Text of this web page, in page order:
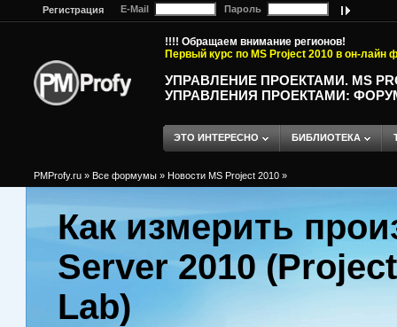
Регистрация E-Mail Пароль
!!!! Обращаем внимание регионов!
Первый курс по MS Project 2010 в он-лайн
УПРАВЛЕНИЕ ПРОЕКТАМИ. MS
УПРАВЛЕНИЯ ПРОЕКТАМИ:
ЭТО ИНТЕРЕСНО БИБЛИОТЕКА
PMProfy.ru » Все формумы » Новости MS Project 2010 »
Как измерить
Server 2010
Lab)